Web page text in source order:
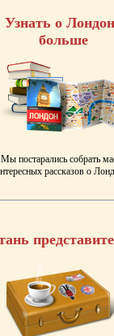
Узнать о
больше
Мы постарались собрать
рассказов о